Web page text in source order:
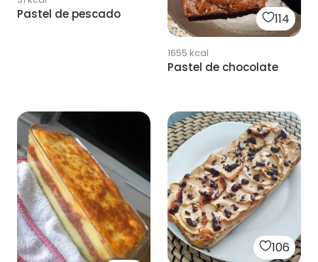
Pastel de pescado 114
1655 kcal
Pastel de chocolate
106